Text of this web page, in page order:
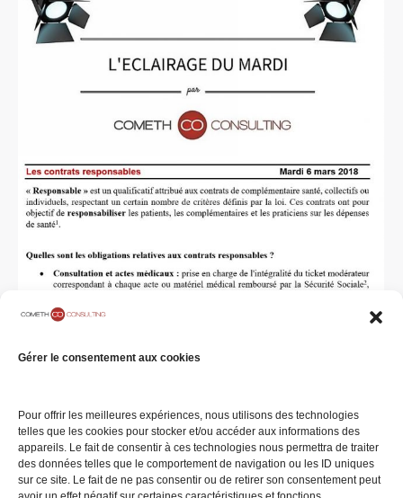
Gérer le consentement aux cookies
Pour offrir les meilleures expériences, nous utilisons des technologies
telles que les cookies pour stocker et/ou accéder aux informations des
appareils. Le fait de consentir à ces technologies nous permettra de traiter
des données telles que le comportement de navigation ou les ID uniques
sur ce site. Le fait de ne pas consentir ou de retirer son consentement peut
[vc_row][vc_column width= »1/4″]
[vc_single_image image= »36523″][/vc_column]
[vc_column…